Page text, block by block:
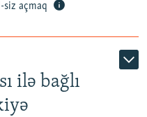
siz açmaq
ilə bağlı